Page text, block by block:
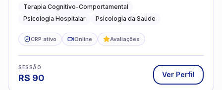
Terapia Cognitivo-Comportamental
Psicologia Hospitalar
Psicologia da Saúde
CRP ativo Online Avaliações
SESSÃO
R$ 90 Ver Perfil